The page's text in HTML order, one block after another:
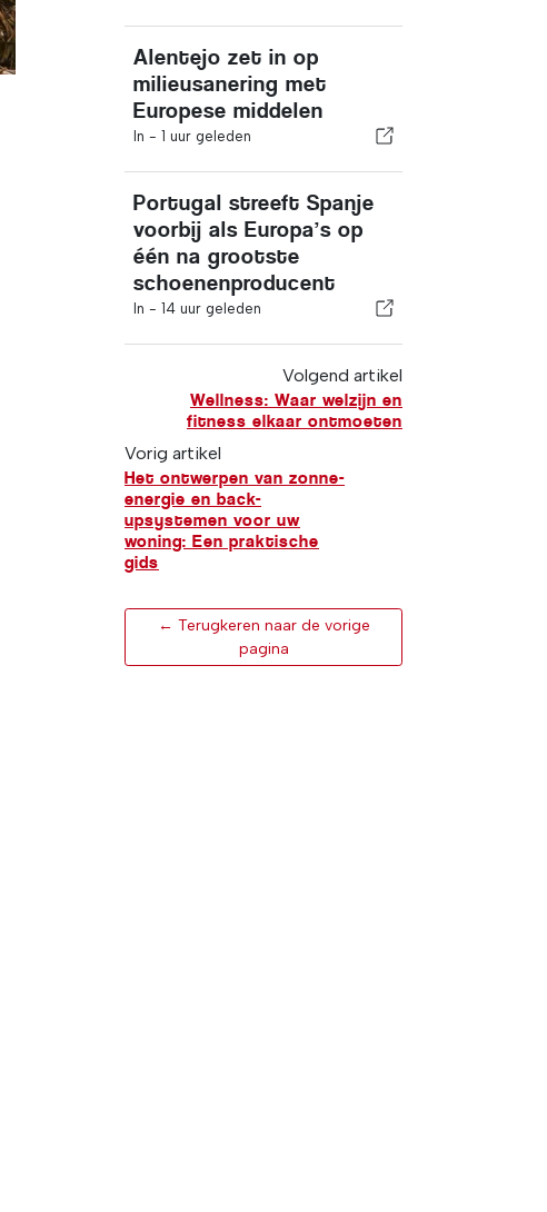
Alentejo zet in op
milieusanering met
Europese middelen
In - 1 uur geleden
Portugal streeft Spanje
voorbij als Europa’s op
één na grootste
schoenenproducent
In - 14 uur geleden
Volgend artikel
Wellness: Waar welzijn en
fitness elkaar ontmoeten
Vorig artikel
Het ontwerpen van zonne-
energie en back-
upsystemen voor uw
woning: Een praktische
gids
← Terugkeren naar de vorige
pagina